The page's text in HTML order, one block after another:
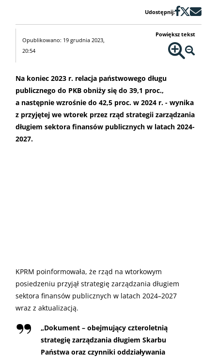
Udostępnij:
Opublikowano: 19 grudnia 2023,
20:54
Powiększ tekst
Na koniec 2023 r. relacja państwowego długu
publicznego do PKB obniży się do 39,1 proc.,
a następnie wzrośnie do 42,5 proc. w 2024 r. - wynika
z przyjętej we wtorek przez rząd strategii zarządzania
długiem sektora finansów publicznych w latach 2024-
2027.
KPRM poinformowała, że rząd na wtorkowym
posiedzeniu przyjął strategię zarządzania długiem
sektora finansów publicznych w latach 2024–2027
wraz z aktualizacją.
„Dokument – obejmujący czteroletnią
strategię zarządzania długiem Skarbu
Państwa oraz czynniki oddziaływania